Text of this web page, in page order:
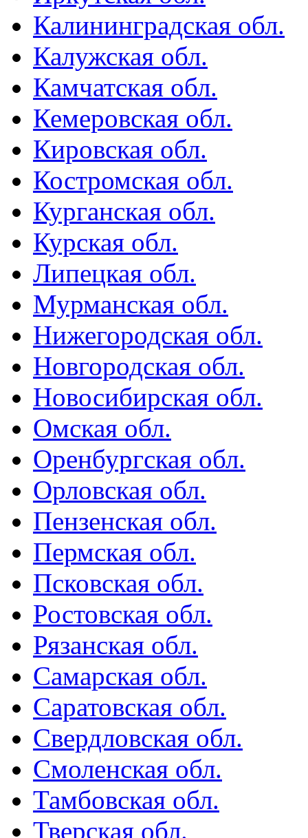
Калининградская обл.
Калужская обл.
Камчатская обл.
Кемеровская обл.
Кировская обл.
Костромская обл.
Курганская обл.
Курская обл.
Липецкая обл.
Мурманская обл.
Нижегородская обл.
Новгородская обл.
Новосибирская обл.
Омская обл.
Оренбургская обл.
Орловская обл.
Пензенская обл.
Пермская обл.
Псковская обл.
Ростовская обл.
Рязанская обл.
Самарская обл.
Саратовская обл.
Свердловская обл.
Смоленская обл.
Тамбовская обл.
Тверская обл.